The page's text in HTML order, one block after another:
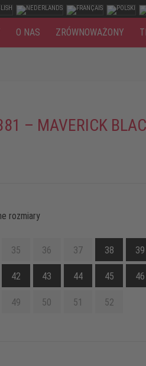
O NAS ZRÓWNOWAŻONY
– MAVERICK
rozmiary
35 36 37 38 39
42 43 44 45 46
49 50 51 52